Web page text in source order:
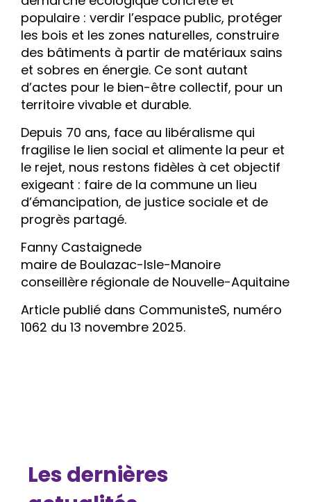
populaire : verdir l’espace public, protéger
les bois et les zones naturelles, construire
des bâtiments à partir de matériaux sains
et sobres en énergie. Ce sont autant
d’actes pour le bien-être collectif, pour un
territoire vivable et durable.
Depuis 70 ans, face au libéralisme qui
fragilise le lien social et alimente la peur et
le rejet, nous restons fidèles à cet objectif
exigeant : faire de la commune un lieu
d’émancipation, de justice sociale et de
progrès partagé.
Fanny Castaignede
maire de Boulazac-Isle-Manoire
conseillère régionale de Nouvelle-Aquitaine
Article publié dans CommunisteS, numéro
1062 du 13 novembre 2025.
Les dernières